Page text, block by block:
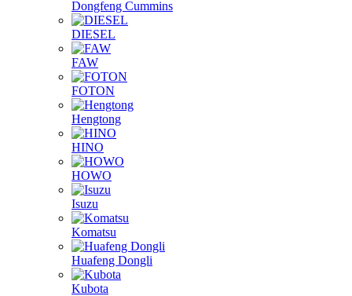
Dongfeng Cummins
DIESEL
FAW
FOTON
Hengtong
HINO
HOWO
Isuzu
Komatsu
Huafeng Dongli
Kubota